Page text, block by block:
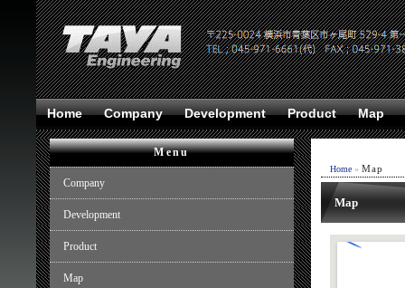
Home Company Development Product Map
Menu
Company
Development
Product
Map
Home » Map
Map